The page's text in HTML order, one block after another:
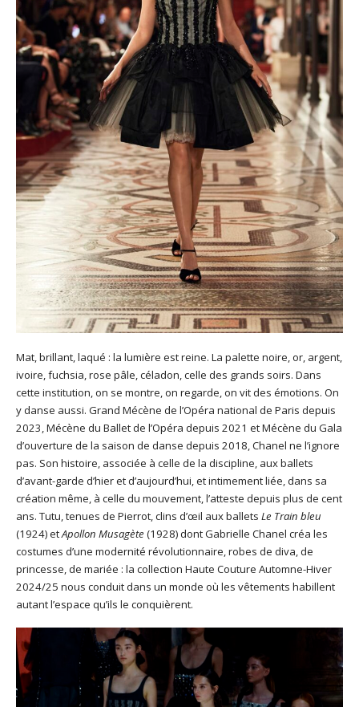
Mat, brillant, laqué : la lumière est reine. La palette noire, or, argent,
ivoire, fuchsia, rose pâle, céladon, celle des grands soirs. Dans
cette institution, on se montre, on regarde, on vit des émotions. On
y danse aussi. Grand Mécène de l’Opéra national de Paris depuis
2023, Mécène du Ballet de l’Opéra depuis 2021 et Mécène du Gala
d’ouverture de la saison de danse depuis 2018, Chanel ne l’ignore
pas. Son histoire, associée à celle de la discipline, aux ballets
d’avant-garde d’hier et d’aujourd’hui, et intimement liée, dans sa
création même, à celle du mouvement, l’atteste depuis plus de cent
ans. Tutu, tenues de Pierrot, clins d’œil aux ballets Le Train bleu
(1924) etApollon Musagète (1928) dont Gabrielle Chanel créa les
costumes d’une modernité révolutionnaire, robes de diva, de
princesse, de mariée : la collection Haute Couture Automne-Hiver
2024/25 nous conduit dans un monde où les vêtements habillent
autant l’espace qu’ils le conquièrent.